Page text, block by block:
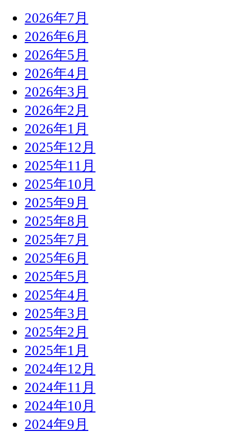
2026年7月
2026年6月
2026年5月
2026年4月
2026年3月
2026年2月
2026年1月
2025年12月
2025年11月
2025年10月
2025年9月
2025年8月
2025年7月
2025年6月
2025年5月
2025年4月
2025年3月
2025年2月
2025年1月
2024年12月
2024年11月
2024年10月
2024年9月